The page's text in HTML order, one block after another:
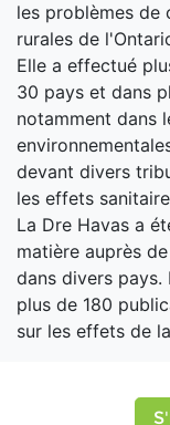
les problèmes de
rurales de
Elle a effectué
30 pays et dans
notamment dans
devant divers
les effets
La Dre Havas a
matière auprès
dans divers
plus de 180
sur les effets de